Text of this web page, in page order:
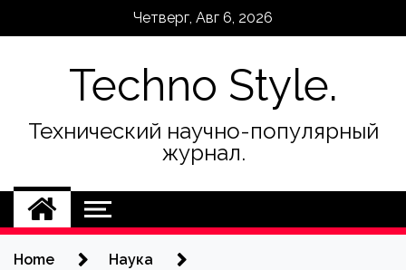
Четверг, Авг 6, 2026
Techno Style.
Технический научно-популярный
журнал.
Home
Наука